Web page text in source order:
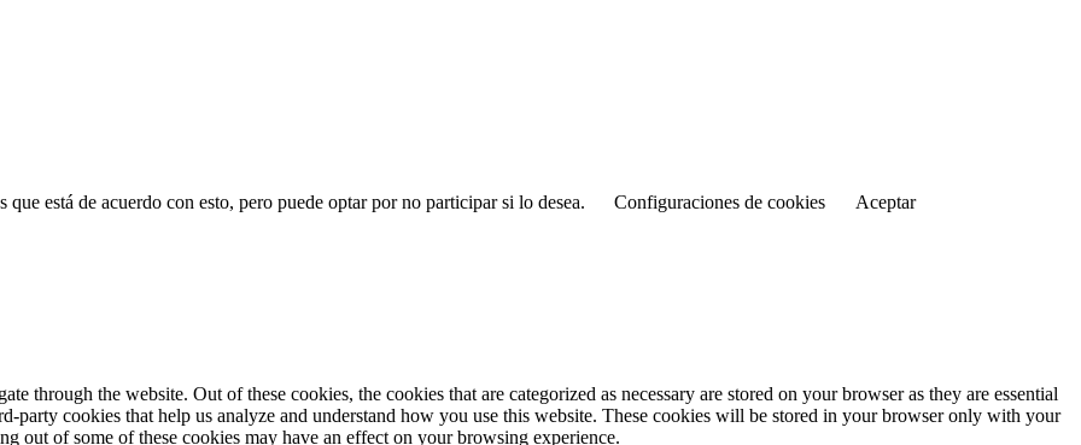
está de acuerdo con esto, pero puede optar por no participar si lo desea.
Configuraciones de cookies
Aceptar
through the website. Out of these cookies, the cookies that are categorized as necessary are stored on your browser as they are essential
party cookies that help us analyze and understand how you use this website. These cookies will be stored in your browser only with your
out of some of these cookies may have an effect on your browsing experience.